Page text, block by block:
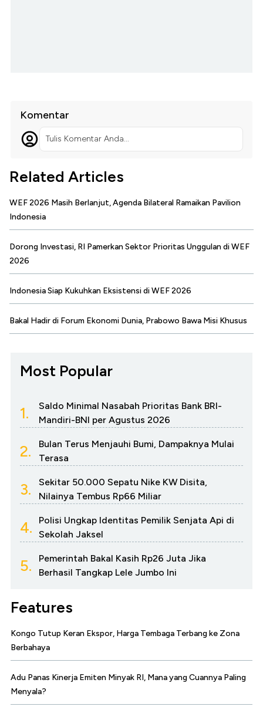
Komentar
Tulis Komentar Anda...
Related Articles
WEF 2026 Masih Berlanjut, Agenda Bilateral Ramaikan Pavilion
Indonesia
Dorong Investasi, RI Pamerkan Sektor Prioritas Unggulan di WEF
2026
Indonesia Siap Kukuhkan Eksistensi di WEF 2026
Bakal Hadir di Forum Ekonomi Dunia, Prabowo Bawa Misi Khusus
Most Popular
1.
Saldo Minimal Nasabah Prioritas Bank BRI-
Mandiri-BNI per Agustus 2026
2.
Bulan Terus Menjauhi Bumi, Dampaknya Mulai
Terasa
3.
Sekitar 50.000 Sepatu Nike KW Disita,
Nilainya Tembus Rp66 Miliar
4.
Polisi Ungkap Identitas Pemilik Senjata Api di
Sekolah Jaksel
5.
Pemerintah Bakal Kasih Rp26 Juta Jika
Berhasil Tangkap Lele Jumbo Ini
Features
Kongo Tutup Keran Ekspor, Harga Tembaga Terbang ke Zona
Berbahaya
Adu Panas Kinerja Emiten Minyak RI, Mana yang Cuannya Paling
Menyala?